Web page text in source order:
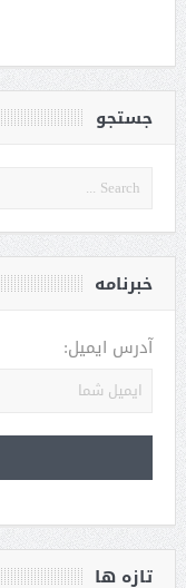
جستجو
خبرنامه
آدرس ایمیل:
تازه ها